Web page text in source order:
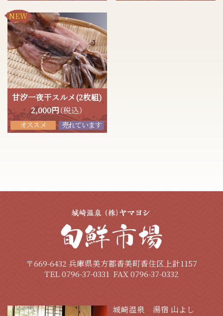
甘汐一夜干スルメ(2枚組)
2,000円（税込）
NEW
オススメ 売れています
〒669-6432 兵庫県美方郡香美町香住区上計1157
TEL 0796-37-0331 FAX 0796-37-0332
城崎温泉 湯宿 山よし